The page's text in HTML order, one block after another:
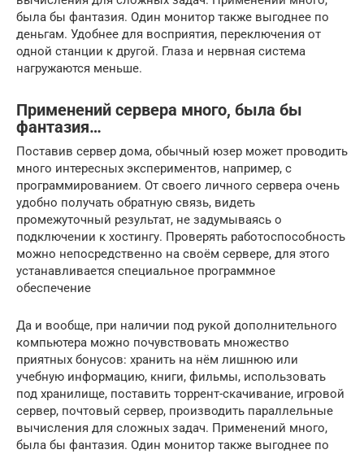
была бы фантазия. Один монитор также выгоднее по
деньгам. Удобнее для восприятия, переключения от
одной станции к другой. Глаза и нервная система
нагружаются меньше.
Применений сервера много, была бы
фантазия…
Поставив сервер дома, обычный юзер может проводить
много интересных экспериментов, например, с
программированием. От своего личного сервера очень
удобно получать обратную связь, видеть
промежуточный результат, не задумываясь о
подключении к хостингу. Проверять работоспособность
можно непосредственно на своём сервере, для этого
устанавливается специальное программное
обеспечение
Да и вообще, при наличии под рукой дополнительного
компьютера можно почувствовать множество
приятных бонусов: хранить на нём лишнюю или
учебную информацию, книги, фильмы, использовать
под хранилище, поставить торрент-скачивание, игровой
сервер, почтовый сервер, производить параллельные
вычисления для сложных задач. Применений много,
была бы фантазия. Один монитор также выгоднее по